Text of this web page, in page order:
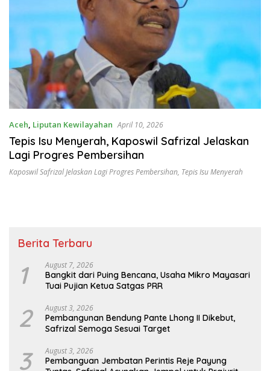
Aceh, Liputan Kewilayahan April 10, 2026
Tepis Isu Menyerah, Kaposwil Safrizal Jelaskan
Lagi Progres Pembersihan
Kaposwil Safrizal Jelaskan Lagi Progres Pembersihan, Tepis Isu Menyerah
Berita Terbaru
1 August 7, 2026
Bangkit dari Puing Bencana, Usaha Mikro Mayasari
Tuai Pujian Ketua Satgas PRR
2 August 3, 2026
Pembangunan Bendung Pante Lhong II Dikebut,
Safrizal Semoga Sesuai Target
3 August 3, 2026
Pembanguan Jembatan Perintis Reje Payung